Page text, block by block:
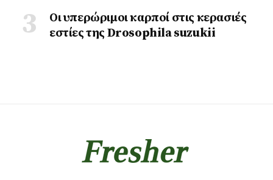
Οι υπερώριμοι καρποί στις κερασιές
εστίες της Drosophila suzukii